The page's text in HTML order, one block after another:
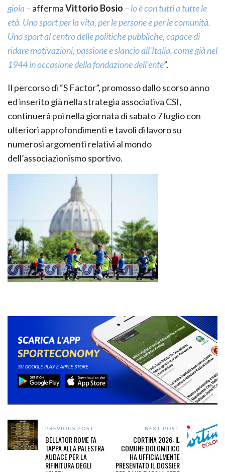
gioia – affermaVittorio Bosio – lo è con tutti a tutte le
età. Uno sport per la vita, per le persone e per le comunità.
Uno sport al centro delle politiche pubbliche, capace di
ridare motivazioni, passione e slancio all’Italia, come già nel
1944 in occasione della fondazione dell’ente”.
Il percorso di “S Factor”, promosso dallo scorso anno
ed inserito già nella strategia associativa CSI,
continuerà poi nella giornata di sabato 7 luglio con
ulteriori approfondimenti e tavoli di lavoro su
numerosi argomenti relativi al mondo
dell’associazionismo sportivo.
PREVIOUS POST
BELLATOR ROME FA
TAPPA ALLA PALESTRA
AUDACE PER LA
RIFINITURA DEGLI
NEXT POST
CORTINA 2026: IL
COMUNE DOLOMITICO
HA UFFICIALMENTE
PRESENTATO IL DOSSIER